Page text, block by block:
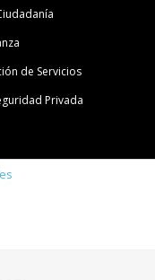
de Servicios
Privada